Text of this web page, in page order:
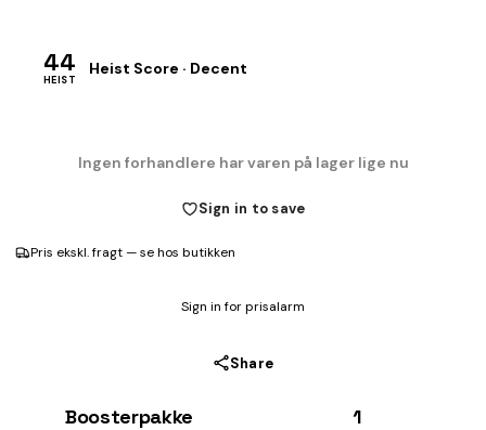
44
HEIST
Heist Score · Decent
Ingen forhandlere har varen på lager lige nu
Sign in to save
Pris ekskl. fragt — se hos butikken
Sign in for prisalarm
Share
Boosterpakke 1